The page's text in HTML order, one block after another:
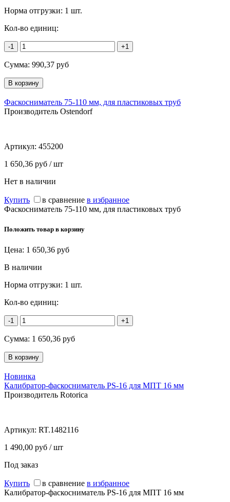
Норма отгрузки: 1 шт.
Кол-во единиц:
-1 +1
Сумма: 990,37 руб
Фаскосниматель 75-110 мм, для пластиковых труб
Производитель Ostendorf
Артикул: 455200
1 650,36 руб / шт
Нет в наличии
Купить в сравнение в избранное
Фаскосниматель 75-110 мм, для пластиковых труб
Положить товар в корзину
Цена: 1 650,36 руб
В наличии
Норма отгрузки: 1 шт.
Кол-во единиц:
-1 +1
Сумма: 1 650,36 руб
Новинка
Калибратор-фаскосниматель PS-16 для МПТ 16 мм
Производитель Rotorica
Артикул: RT.1482116
1 490,00 руб / шт
Под заказ
Купить в сравнение в избранное
Калибратор-фаскосниматель PS-16 для МПТ 16 мм